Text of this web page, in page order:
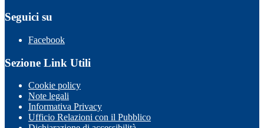
Seguici su
Facebook
Sezione Link Utili
Cookie policy
Note legali
Informativa Privacy
Ufficio Relazioni con il Pubblico